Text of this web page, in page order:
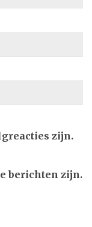
zijn.
berichten zijn.